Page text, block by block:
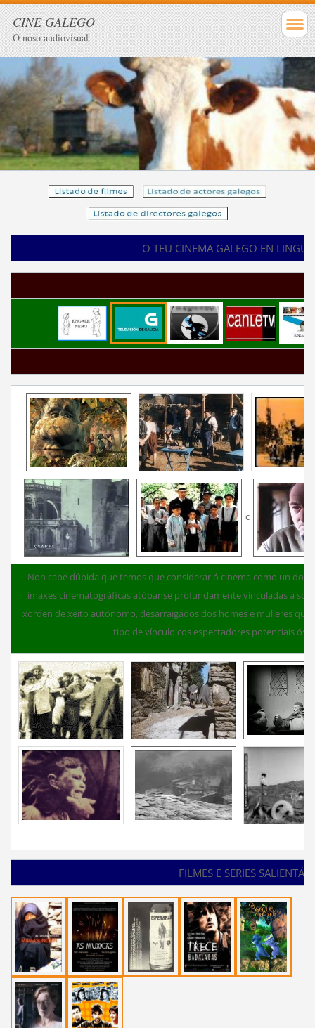
CINE GALEGO
O noso audiovisual
O TEU CINEMA GALEGO EN
c
Non cabe dúbida que temos que considerar ó cinema como un dos
imaxes cinematográficas atópanse profundamente vinculadas á
xorden de xeito autónomo, desarraigados dos homes e mulleres
tipo de vínculo cos espectadores potenciais ós
FILMES E SERIES